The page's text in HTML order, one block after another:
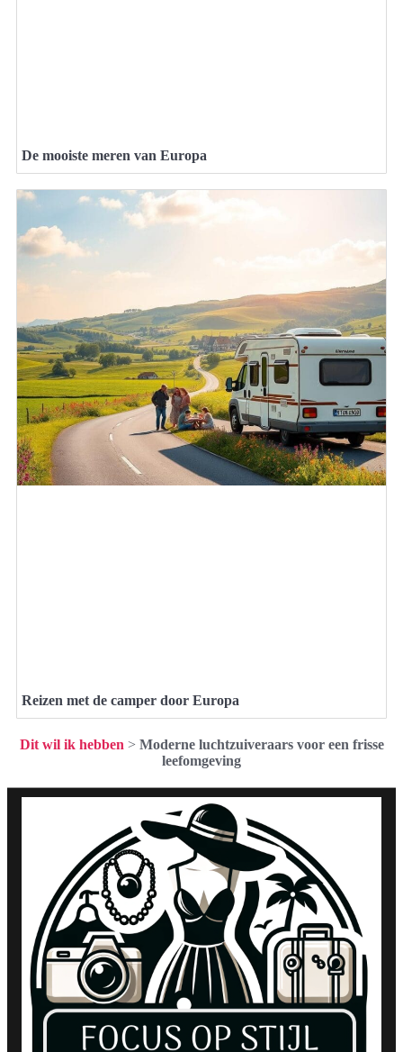
De mooiste meren van Europa
Reizen met de camper door Europa
Dit wil ik hebben > Moderne luchtzuiveraars voor een frisse
leefomgeving